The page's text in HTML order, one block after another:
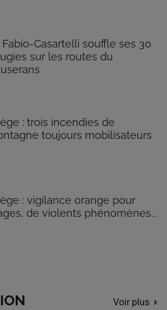
Fabio-Casartelli souffle ses 30
sur les routes du
: trois incendies de
toujours mobilisateurs
: vigilance orange pour
de violents phénomènes...
Voir plus